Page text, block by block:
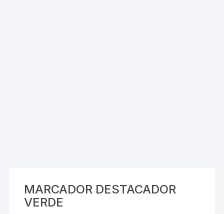
MARCADOR DESTACADOR
VERDE